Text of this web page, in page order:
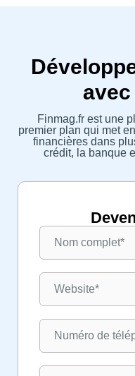
Finmag.fr est une
premier plan qui met
financières dans
crédit, la banque